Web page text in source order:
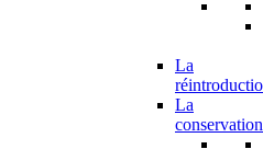
La
La
conservation